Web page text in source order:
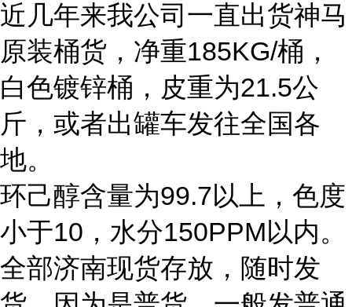
近几年来我公司一直出货神马
原装桶货，净重185KG/桶，
白色镀锌桶，皮重为21.5公
斤，或者出罐车发往全国各
地。
环己醇含量为99.7以上，色度
小于10，水分150PPM以内。
全部济南现货存放，随时发